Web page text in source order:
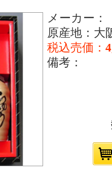
メーカー：
原産地：大
税込売価：
備考：